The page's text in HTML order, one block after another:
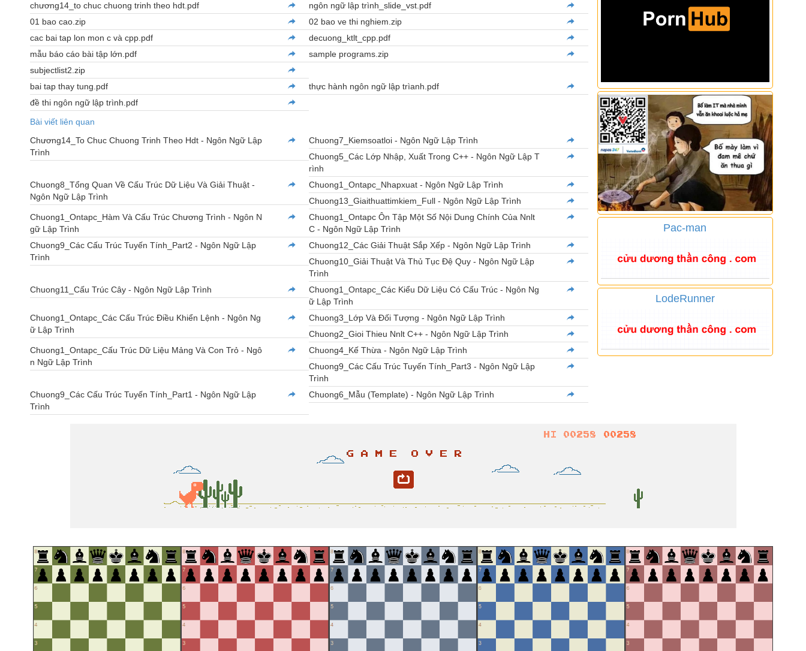
chương14_to chuc chuong trinh theo hdt.pdf
ngôn ngữ lập trình_slide_vst.pdf
01 bao cao.zip
02 bao ve thi nghiem.zip
cac bai tap lon mon c và cpp.pdf
decuong_ktlt_cpp.pdf
mẫu báo cáo bài tập lớn.pdf
sample programs.zip
subjectlist2.zip
bai tap thay tung.pdf
thực hành ngôn ngữ lập trìanh.pdf
đề thi ngôn ngữ lập trình.pdf
Bài viết liên quan
Chương14_To Chuc Chuong Trinh Theo Hdt - Ngôn Ngữ Lập
Trình
Chuong7_Kiemsoatloi - Ngôn Ngữ Lập Trình
Chuong5_Các Lớp Nhập, Xuất Trong C++ - Ngôn Ngữ Lập T
rình
Chuong8_Tổng Quan Về Cấu Trúc Dữ Liệu Và Giải Thuật -
Ngôn Ngữ Lập Trình
Chuong1_Ontapc_Nhapxuat - Ngôn Ngữ Lập Trình
Chuong13_Giaithuattimkiem_Full - Ngôn Ngữ Lập Trình
Chuong1_Ontapc_Hàm Và Cấu Trúc Chương Trình - Ngôn N
gữ Lập Trình
Chuong1_Ontapc Ôn Tập Một Số Nội Dung Chính Của Nnlt
C - Ngôn Ngữ Lập Trình
Chuong9_Các Cấu Trúc Tuyến Tính_Part2 - Ngôn Ngữ Lập
Trình
Chuong12_Các Giải Thuật Sắp Xếp - Ngôn Ngữ Lập Trình
Chuong10_Giải Thuật Và Thủ Tục Đệ Quy - Ngôn Ngữ Lập
Trình
Chuong11_Cấu Trúc Cây - Ngôn Ngữ Lập Trình
Chuong1_Ontapc_Các Kiểu Dữ Liệu Có Cấu Trúc - Ngôn Ng
ữ Lập Trình
Chuong1_Ontapc_Các Cấu Trúc Điều Khiển Lệnh - Ngôn Ng
ữ Lập Trình
Chuong3_Lớp Và Đối Tượng - Ngôn Ngữ Lập Trình
Chuong2_Gioi Thieu Nnlt C++ - Ngôn Ngữ Lập Trình
Chuong1_Ontapc_Cấu Trúc Dữ Liệu Mảng Và Con Trỏ - Ngô
n Ngữ Lập Trình
Chuong4_Kế Thừa - Ngôn Ngữ Lập Trình
Chuong9_Các Cấu Trúc Tuyến Tính_Part3 - Ngôn Ngữ Lập
Trình
Chuong9_Các Cấu Trúc Tuyến Tính_Part1 - Ngôn Ngữ Lập
Trình
Chuong6_Mẫu (Template) - Ngôn Ngữ Lập Trình
Pac-man
LodeRunner